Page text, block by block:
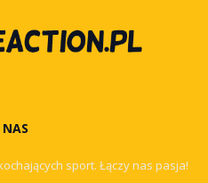
NAS
sport. Łączy nas pasja!